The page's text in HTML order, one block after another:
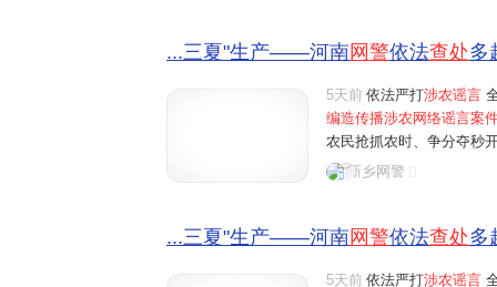
...三夏"生产——河南网警依法查处多
5天前 依法严打涉农谣言
编造传播涉农网络谣言案
农民抢抓农时、争分夺秒
民为博取关注、吸粉引流
新乡网警
...三夏"生产——河南网警依法查处多
5天前 依法严打涉农谣言